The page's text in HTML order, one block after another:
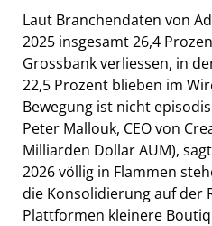
Laut Branchendaten von
2025 insgesamt 26,4
Grossbank verliessen, in
22,5 Prozent blieben im
Bewegung ist nicht
Peter Mallouk, CEO von
Milliarden Dollar AUM),
2026 völlig in Flammen
die Konsolidierung auf der
Plattformen kleinere